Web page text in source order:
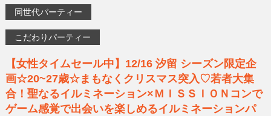
同世代パーティー
こだわりパーティー
【女性タイムセール中】12/16 汐留 シーズン限定企
画☆20~27歳☆まもなくクリスマス突入♡若者大集
合！聖なるイルミネーション×ＭＩＳＳＩＯＮコンで
ゲーム感覚で出会いを楽しめるイルミネーションパ